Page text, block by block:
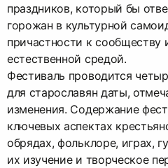
праздников, который бы
горожан в культурной
причастности к сообществу
естественной средой.
Фестиваль проводится
для старославян даты,
изменения. Содержание
ключевых аспектах
обрядах, фольклоре, играх,
их изучение и творческое